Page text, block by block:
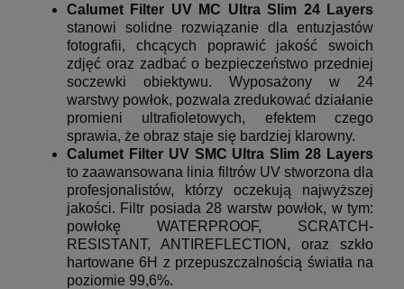
Calumet Filter UV MC Ultra Slim 24 Layers
stanowi solidne rozwiązanie dla entuzjastów
fotografii, chcących poprawić jakość swoich
zdjęć oraz zadbać o bezpieczeństwo przedniej
soczewki obiektywu. Wyposażony w 24
warstwy powłok, pozwala zredukować działanie
promieni ultrafioletowych, efektem czego
sprawia, że obraz staje się bardziej klarowny.
Calumet Filter UV SMC Ultra Slim 28 Layers
to zaawansowana linia filtrów UV stworzona dla
profesjonalistów, którzy oczekują najwyższej
jakości. Filtr posiada 28 warstw powłok, w tym:
powłokę WATERPROOF, SCRATCH-
RESISTANT, ANTIREFLECTION, oraz szkło
hartowane 6H z przepuszczalnością światła na
poziomie 99,6%.